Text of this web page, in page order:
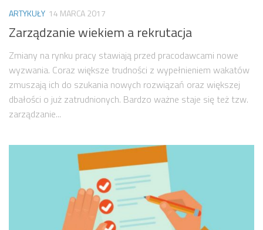
ARTYKUŁY 14 MARCA 2017
Zarządzanie wiekiem a rekrutacja
Zmiany na rynku pracy stawiają przed pracodawcami nowe
wyzwania. Coraz większe trudności z wypełnieniem wakatów
zmuszają ich do szukania nowych rozwiązań oraz większej
dbałości o już zatrudnionych. Bardzo ważne staje się też tzw.
zarządzanie...